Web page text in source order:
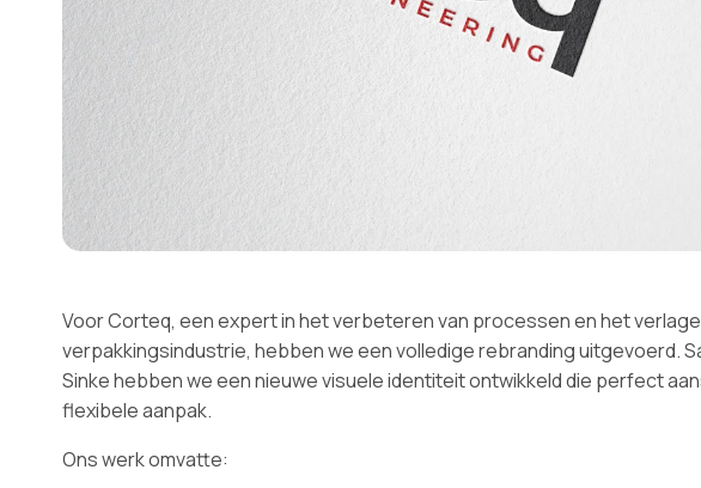
Voor Corteq, een expert in het verbeteren van processen en het
verpakkingsindustrie, hebben we een volledige rebranding uitgevoerd.
Sinke hebben we een nieuwe visuele identiteit ontwikkeld die perfect
flexibele aanpak.
Ons werk omvatte: